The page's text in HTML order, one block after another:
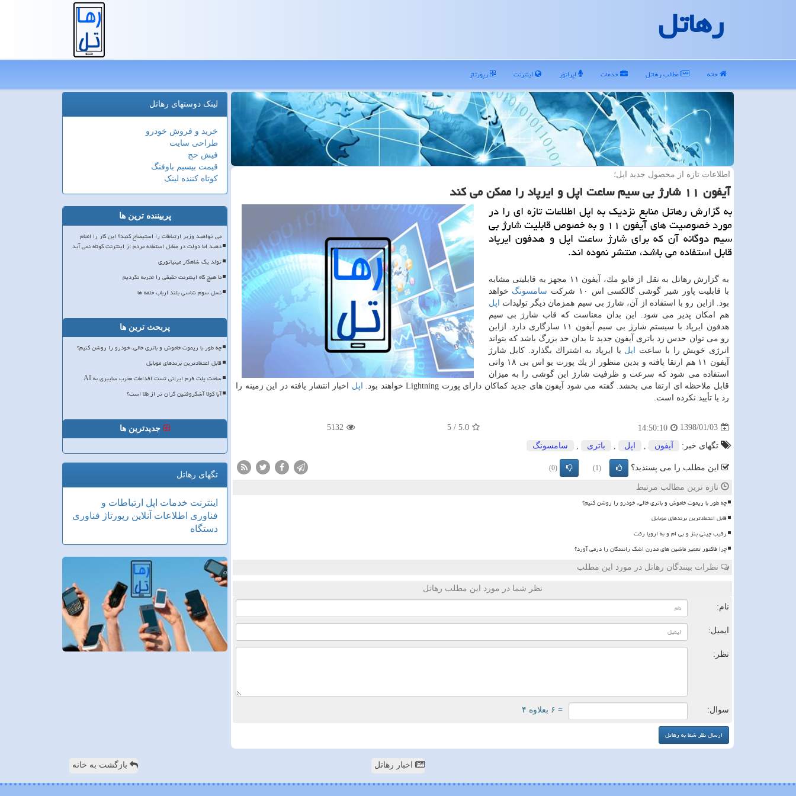
رهاتل
خانه مطالب رهاتل خدمات اپراتور اینترنت رپورتاژ
اطلاعات تازه از محصول جدید اپل؛
آیفون ۱۱ شارژ بی سیم ساعت اپل و ایرپاد را ممكن می كند
به گزارش رهاتل منابع نزدیك به اپل اطلاعات تازه ای را در
مورد خصوصیت های آیفون ۱۱ و به خصوص قابلیت شارژ بی
سیم دوگانه آن كه برای شارژ ساعت اپل و هدفون ایرپاد
قابل استفاده می باشد، منتشر نموده اند.
به گزارش رهاتل به نقل از فایو مك، آیفون ۱۱ مجهز به قابلیتی مشابه
با قابلیت پاور شیر گوشی گالكسی اس ۱۰ شركت
سامسونگ خواهد
بود. ازاین رو با استفاده از آن، شارژ بی سیم همزمان دیگر تولیدات
اپل
هم امكان پذیر می شود. این بدان معناست كه قاب شارژ بی سیم
هدفون ایرپاد با سیستم شارژ بی سیم آیفون ۱۱ سازگاری دارد. ازاین
رو می توان حدس زد باتری آیفون جدید تا بدان حد بزرگ باشد كه بتواند
انرژی خویش را با ساعت
اپل یا ایرپاد به اشتراك بگذارد. كابل شارژ
آیفون ۱۱ هم ارتقا یافته و بدین منظور از یك پورت یو اس بی ۱۸ واتی
استفاده می شود كه سرعت و ظرفیت شارژ این گوشی را به میزان
قابل ملاحظه ای ارتقا می بخشد. گفته می شود آیفون های جدید كماكان دارای پورت Lightning خواهند بود.
اپل اخبار انتشار یافته در این زمینه را
رد یا تأیید نكرده است.
1398/01/03
14:50:10
5.0
/
5
5132
تگهای خبر: آیفون اپل باتری سامسونگ
این مطلب را می پسندید؟ (1)
(0)
تازه ترین مطالب مرتبط
چه طور با ریموت خاموش و باتری خالی، خودرو را روشن کنیم؟
قابل اعتمادترین برندهای موبایل
رقیب چینی بنز و بی ام و به اروپا رفت
چرا فاکتور تعمیر ماشین های مدرن اشک رانندگان را درمی آورد؟
نظرات بینندگان رهاتل در مورد این مطلب
نظر شما در مورد این مطلب رهاتل
نام:
ایمیل:
نظر:
سوال: = ۶ بعلاوه ۴
لینک دوستهای رهاتل
خرید و فروش خودرو
طراحی سایت
فیش حج
قیمت بیسیم باوفنگ
کوتاه کننده لینک
پربیننده ترین ها
می خواهید وزیر ارتباطات را استیضاح کنید؟ این کار را انجام
دهید اما دولت در مقابل استفاده مردم از اینترنت کوتاه نمی آید
تولد یک شاهکار مینیاتوری
ما هیچ گاه اینترنت حقیقی را تجربه نکردیم
نسل سوم شاسی بلند ارباب حلقه ها
پربحث ترین ها
چه طور با ریموت خاموش و باتری خالی، خودرو را روشن کنیم؟
قابل اعتمادترین برندهای موبایل
ساخت پلت فرم ایرانی تست اقدامات مخرب سایبری به AI
آیا کولا آشکروفتین گران تر از طلا است؟
جدیدترین ها
تگهای رهاتل
اینترنت خدمات اپل ارتباطات و
فناوری اطلاعات آنلاین رپورتاژ فناوری
دستگاه
اخبار رهاتل بازگشت به خانه